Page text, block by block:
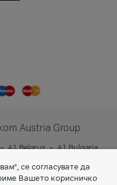
Austria Group
A1 Belarus
A1 Bulgaria
Digital
се согласувате да
Вашето корисничко